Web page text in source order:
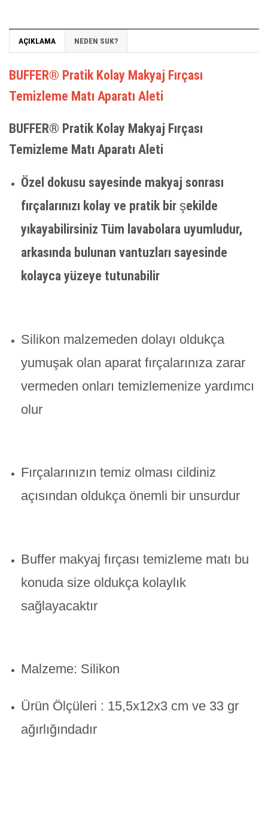
AÇIKLAMA NEDEN SUK?
BUFFER® Pratik Kolay Makyaj Fırçası
Temizleme Matı Aparatı Aleti
BUFFER® Pratik Kolay Makyaj Fırçası
Temizleme Matı Aparatı Aleti
Özel dokusu sayesinde makyaj sonrası
fırçalarınızı kolay ve pratik bir şekilde
yıkayabilirsiniz Tüm lavabolara uyumludur,
arkasında bulunan vantuzları sayesinde
kolayca yüzeye tutunabilir
Silikon malzemeden dolayı oldukça
yumuşak olan aparat fırçalarınıza zarar
vermeden onları temizlemenize yardımcı
olur
Fırçalarınızın temiz olması cildiniz
açısından oldukça önemli bir unsurdur
Buffer makyaj fırçası temizleme matı bu
konuda size oldukça kolaylık
sağlayacaktır
Malzeme: Silikon
Ürün Ölçüleri : 15,5x12x3 cm ve 33 gr
ağırlığındadır